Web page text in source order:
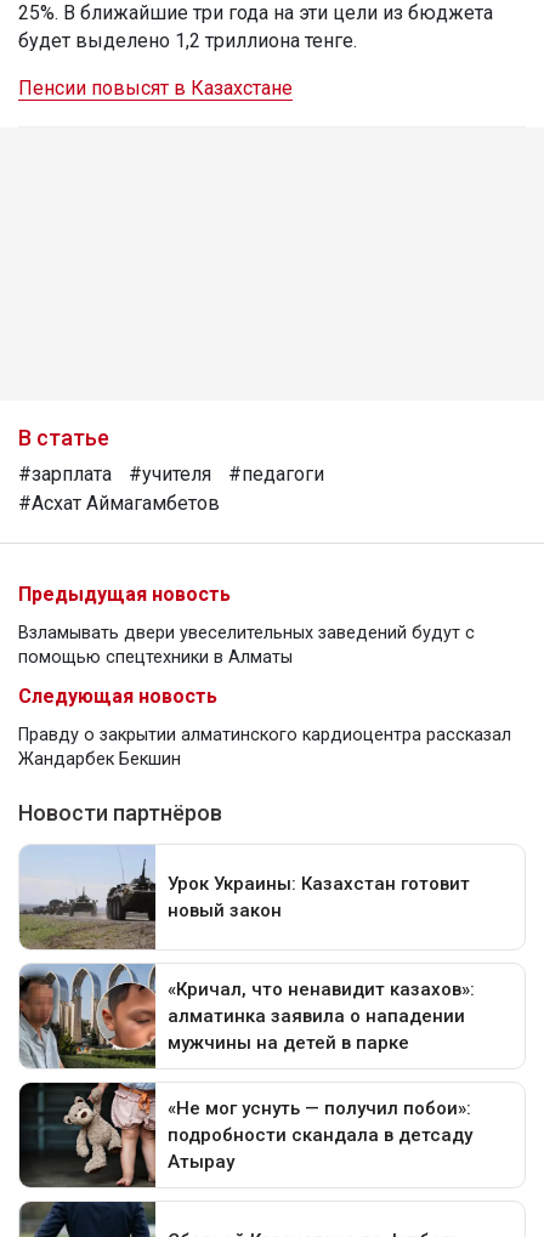
25%. В ближайшие три года на эти цели из бюджета
будет выделено 1,2 триллиона тенге.
Пенсии повысят в Казахстане
В статье
#зарплата #учителя
#педагоги
#Асхат Аймагамбетов
Предыдущая новость
Взламывать двери увеселительных заведений будут с
помощью спецтехники в Алматы
Следующая новость
Правду о закрытии алматинского кардиоцентра рассказал
Жандарбек Бекшин